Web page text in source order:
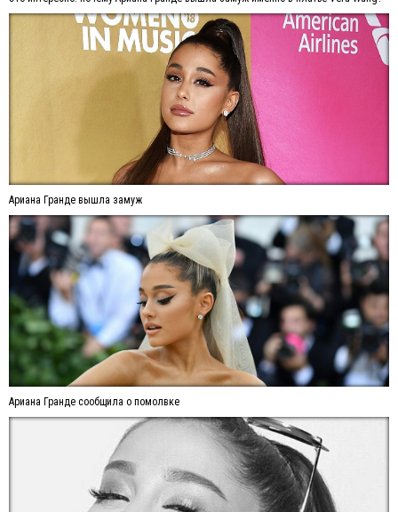
Ариана Гранде вышла замуж
Ариана Гранде сообщила о помолвке